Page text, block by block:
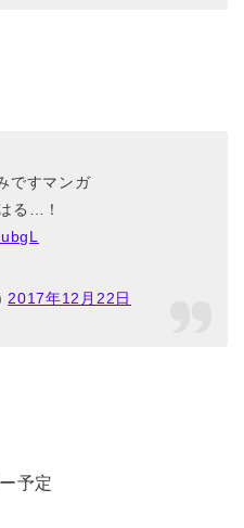
ですマンガ
る…！
2017年12月22日
予定